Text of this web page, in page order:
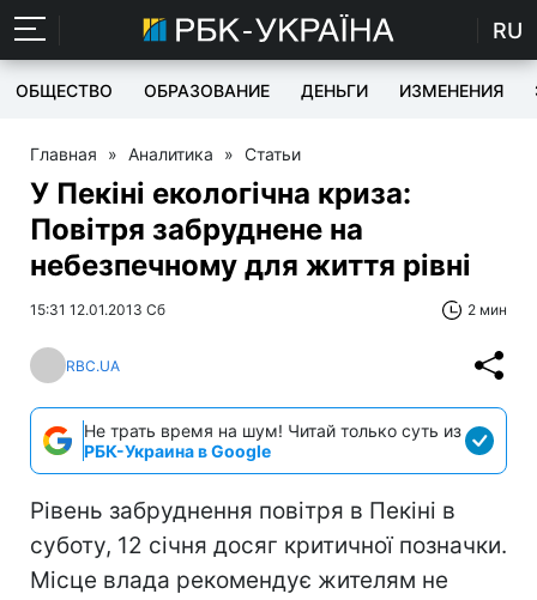
RU
ОБЩЕСТВО ОБРАЗОВАНИЕ ДЕНЬГИ ИЗМЕНЕНИЯ
Главная » Аналитика » Статьи
У Пекіні екологічна криза:
Повітря забруднене на
небезпечному для життя рівні
15:31 12.01.2013 Сб 2 мин
RBC.UA
Не трать время на шум! Читай только суть из
РБК-Украина в Google
Рівень забруднення повітря в Пекіні в
суботу, 12 січня досяг критичної позначки.
Місце влада рекомендує жителям не